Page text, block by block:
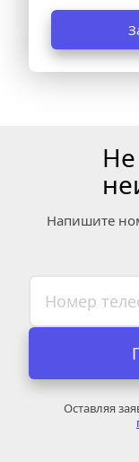
Напишите
Оставляя